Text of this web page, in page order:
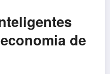
de